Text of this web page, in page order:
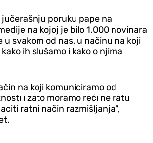
jučerašnju poruku pape na
na kojoj je bilo 1.000 novinara
u svakom od nas, u načinu na koji
ih slušamo i kako o njima
na koji komuniciramo od
i zato moramo reći ne ratu
ratni način razmišljanja",